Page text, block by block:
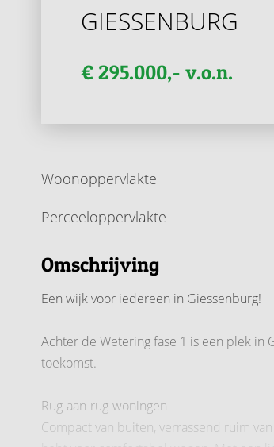
GIESSENBURG
€ 295.000,- v.o.n.
Woonoppervlakte
Perceeloppervlakte
Omschrijving
Een wijk voor iedereen in Giessenburg!
Achter de Wetering fase 1 is een plek in
toekomst.
Rug-aan-rug-woningen
Compact van buiten, verrassend ruim